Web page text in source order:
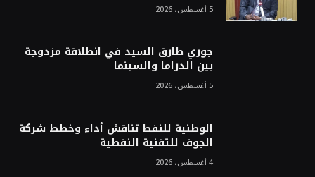
5 أغسطس، 2026
جوري طارق السيد في انطلاقة مزدوجة
بين الدراما والسينما
5 أغسطس، 2026
الوطنية للنفط تناقش أداء وخطط شركة
الجوف للتقنية النفطية
4 أغسطس، 2026